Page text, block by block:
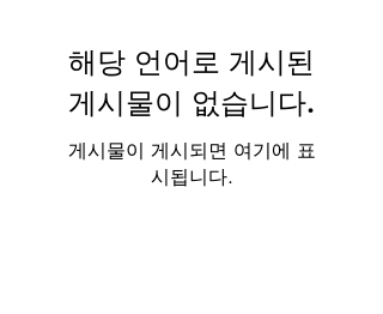
해당 언어로 게시된
게시물이 없습니다.
게시물이 게시되면 여기에 표
시됩니다.